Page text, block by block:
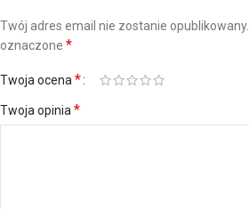
Twój adres email nie zostanie opublikowany.
oznaczone *
Twoja ocena*
Twoja opinia*